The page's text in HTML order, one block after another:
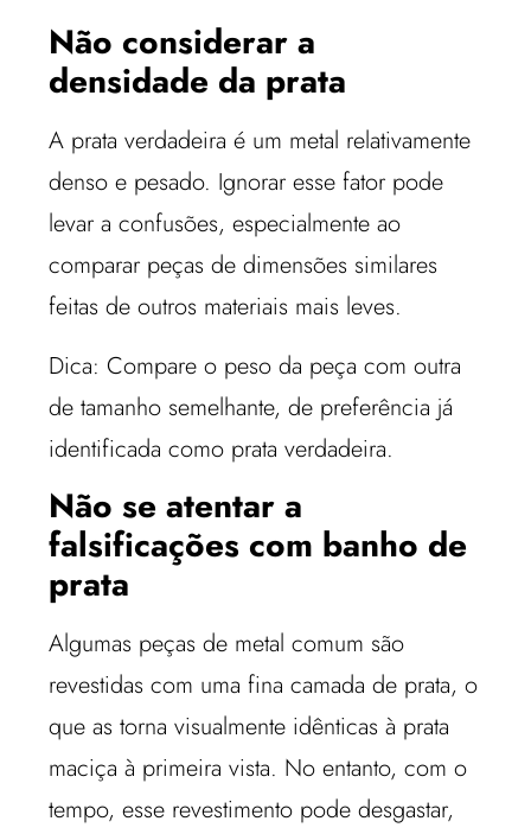
Não considerar a
densidade da prata
A prata verdadeira é um metal relativamente
denso e pesado. Ignorar esse fator pode
levar a confusões, especialmente ao
comparar peças de dimensões similares
feitas de outros materiais mais leves.
Dica: Compare o peso da peça com outra
de tamanho semelhante, de preferência já
identificada como prata verdadeira.
Não se atentar a
falsificações com banho de
prata
Algumas peças de metal comum são
revestidas com uma fina camada de prata, o
que as torna visualmente idênticas à prata
maciça à primeira vista. No entanto, com o
tempo, esse revestimento pode desgastar,